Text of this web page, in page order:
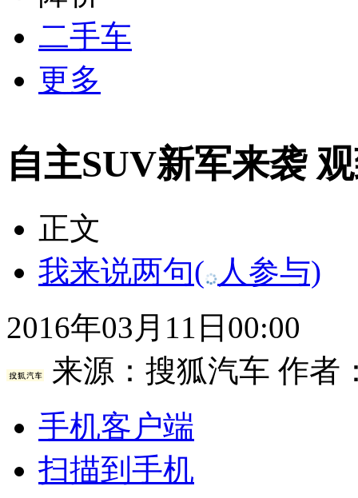
二手车
更多
自主SUV新军来袭
正文
我来说两句( 人参与)
2016年03月11日00:00
来源： 搜狐汽车 作者
手机客户端
扫描到手机